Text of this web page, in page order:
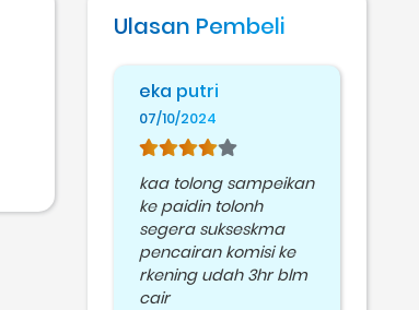
Ulasan Pembeli
eka putri
07/10/2024
kaa tolong sampeikan
ke paidin tolonh
segera sukseskma
pencairan komisi ke
rkening udah 3hr blm
cair